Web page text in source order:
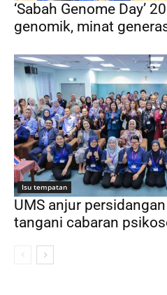
‘Sabah Genome Day’
genomik, minat
Isu tempatan
UMS anjur
tangani cabaran